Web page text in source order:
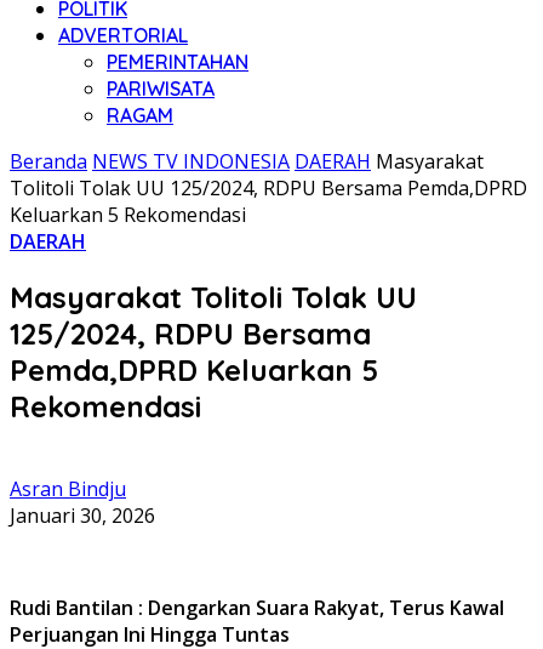
POLITIK
ADVERTORIAL
PEMERINTAHAN
PARIWISATA
RAGAM
Beranda NEWS TV INDONESIA DAERAH Masyarakat
Tolitoli Tolak UU 125/2024, RDPU Bersama Pemda,DPRD
Keluarkan 5 Rekomendasi
DAERAH
Masyarakat Tolitoli Tolak UU
125/2024, RDPU Bersama
Pemda,DPRD Keluarkan 5
Rekomendasi
Asran Bindju
Januari 30, 2026
Rudi Bantilan : Dengarkan Suara Rakyat, Terus Kawal
Perjuangan Ini Hingga Tuntas